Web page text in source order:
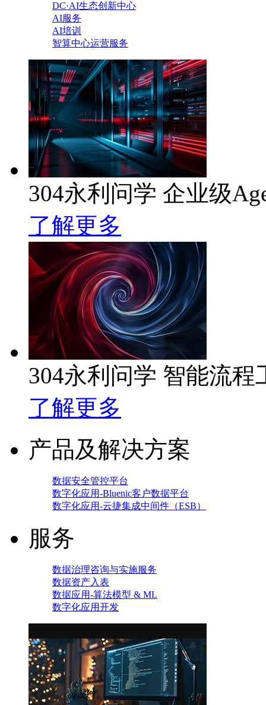
DC·AI生态创新中心
AI服务
AI培训
智算中心运营服务
304永利问学 企业级
了解更多
304永利问学 智能流程
了解更多
产品及解决方案
数据安全管控平台
数字化应用-Bluenic客户数据平台
数字化应用-云捷集成中间件（ESB）
服务
数据治理咨询与实施服务
数据资产入表
数据应用-算法模型 & ML
数字化应用开发